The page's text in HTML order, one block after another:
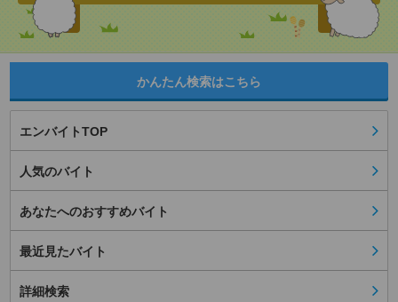
かんたん検索はこちら
エンバイトTOP
人気のバイト
あなたへのおすすめバイト
最近見たバイト
詳細検索